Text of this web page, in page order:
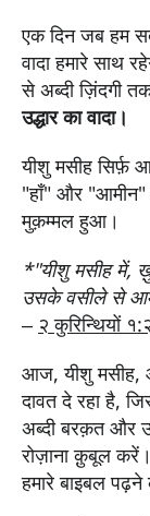
एक दिन जब हम
वादा हमारे साथ
से अब्दी ज़िंदगी
उद्धार का वादा।
यीशु मसीह सिर्फ़
"हाँ" और "आमीन"
मुक़म्मल हुआ।
*"यीशु मसीह में,
उसके वसीले से
– २ कुरिन्थियों
आज, यीशु मसीह,
दावत दे रहा है,
अब्दी बरक़त और
रोज़ाना क़ुबूल
हमारे बाइबल